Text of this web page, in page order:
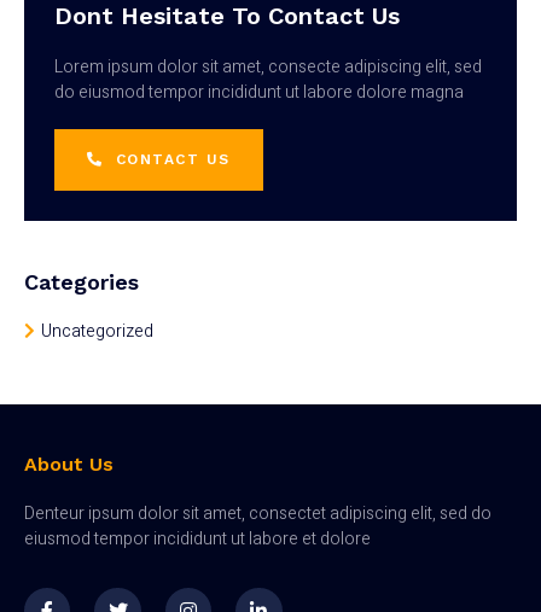
Dont Hesitate To Contact Us
Lorem ipsum dolor sit amet, consecte adipiscing elit, sed
do eiusmod tempor incididunt ut labore dolore magna
CONTACT US
Categories
Uncategorized
About Us
Denteur ipsum dolor sit amet, consectet adipiscing elit, sed do
eiusmod tempor incididunt ut labore et dolore